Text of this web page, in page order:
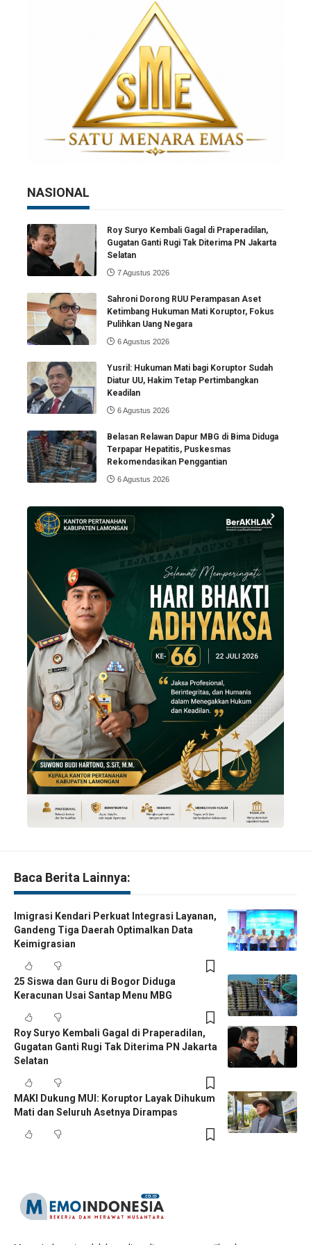
NASIONAL
Roy Suryo Kembali Gagal di Praperadilan,
Gugatan Ganti Rugi Tak Diterima PN Jakarta
Selatan
7 Agustus 2026
Sahroni Dorong RUU Perampasan Aset
Ketimbang Hukuman Mati Koruptor, Fokus
Pulihkan Uang Negara
6 Agustus 2026
Yusril: Hukuman Mati bagi Koruptor Sudah
Diatur UU, Hakim Tetap Pertimbangkan
Keadilan
6 Agustus 2026
Belasan Relawan Dapur MBG di Bima Diduga
Terpapar Hepatitis, Puskesmas
Rekomendasikan Penggantian
6 Agustus 2026
Baca Berita Lainnya:
Imigrasi Kendari Perkuat Integrasi Layanan,
Gandeng Tiga Daerah Optimalkan Data
Keimigrasian
25 Siswa dan Guru di Bogor Diduga
Keracunan Usai Santap Menu MBG
Roy Suryo Kembali Gagal di Praperadilan,
Gugatan Ganti Rugi Tak Diterima PN Jakarta
Selatan
MAKI Dukung MUI: Koruptor Layak Dihukum
Mati dan Seluruh Asetnya Dirampas